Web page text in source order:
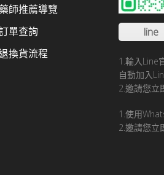
藥師推薦導覽
單查詢
換貨流程
line
1.輪入Line
自動加入
2.邀請您立
1.使用
2.邀請您立